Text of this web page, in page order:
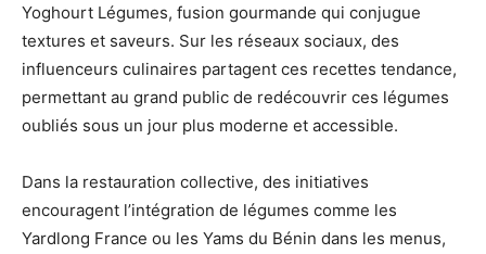
Yoghourt Légumes, fusion gourmande qui conjugue
textures et saveurs. Sur les réseaux sociaux, des
influenceurs culinaires partagent ces recettes tendance,
permettant au grand public de redécouvrir ces légumes
oubliés sous un jour plus moderne et accessible.
Dans la restauration collective, des initiatives
encouragent l’intégration de légumes comme les
Yardlong France ou les Yams du Bénin dans les menus,